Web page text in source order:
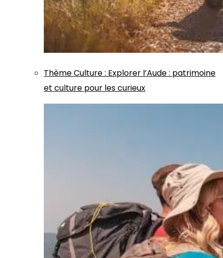
ThèmeCulture: Explorer l’Aude : patrimoine
et culture pour les curieux